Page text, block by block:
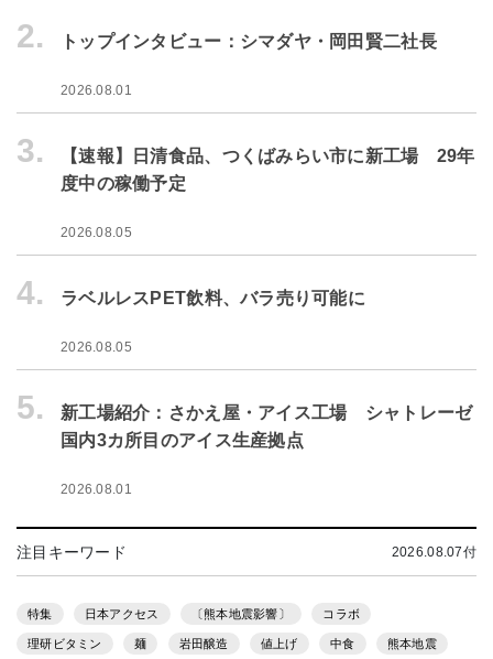
2. トップインタビュー：シマダヤ・岡田賢二社長
2026.08.01
3.
【速報】日清食品、つくばみらい市に新工場 29年
度中の稼働予定
2026.08.05
4. ラベルレスPET飲料、バラ売り可能に
2026.08.05
5.
新工場紹介：さかえ屋・アイス工場 シャトレーゼ
国内3カ所目のアイス生産拠点
2026.08.01
注目キーワード 2026.08.07付
特集 日本アクセス 〔熊本地震影響〕 コラボ
理研ビタミン 麺 岩田醸造 値上げ 中食 熊本地震